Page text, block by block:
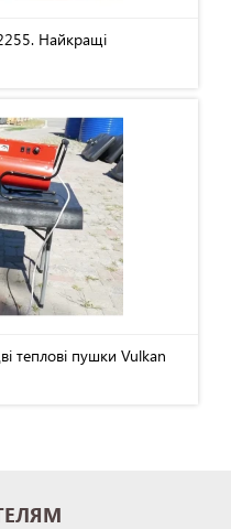
Найкращі
теплові пушки Vulkan